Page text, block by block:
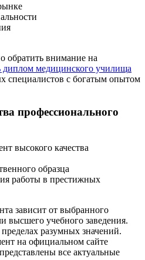
обратить внимание на
диплом медицинского училища
специалистов с богатым опытом
профессионального
высокого качества
образца
работы в престижных
зависит от выбранного
высшего учебного заведения.
разумных значений.
на официальном сайте
все актуальные